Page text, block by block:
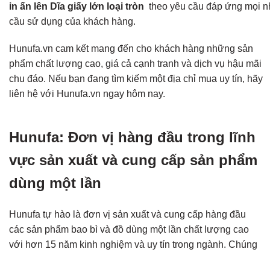
in ấn lên Dĩa giấy lớn loại tròn theo yêu cầu đáp ứng mọi
cầu sử dụng của khách hàng.
Hunufa.vn cam kết mang đến cho khách hàng những sản
phẩm chất lượng cao, giá cả cạnh tranh và dịch vụ hậu mãi
chu đáo. Nếu bạn đang tìm kiếm một địa chỉ mua uy tín, hãy
liên hệ với Hunufa.vn ngay hôm nay.
Hunufa: Đơn vị hàng đầu trong lĩnh
vực sản xuất và cung cấp sản phẩm
dùng một lần
Hunufa tự hào là đơn vị sản xuất và cung cấp hàng đầu
các sản phẩm bao bì và đồ dùng một lần chất lượng cao
với hơn 15 năm kinh nghiệm và uy tín trong ngành. Chúng